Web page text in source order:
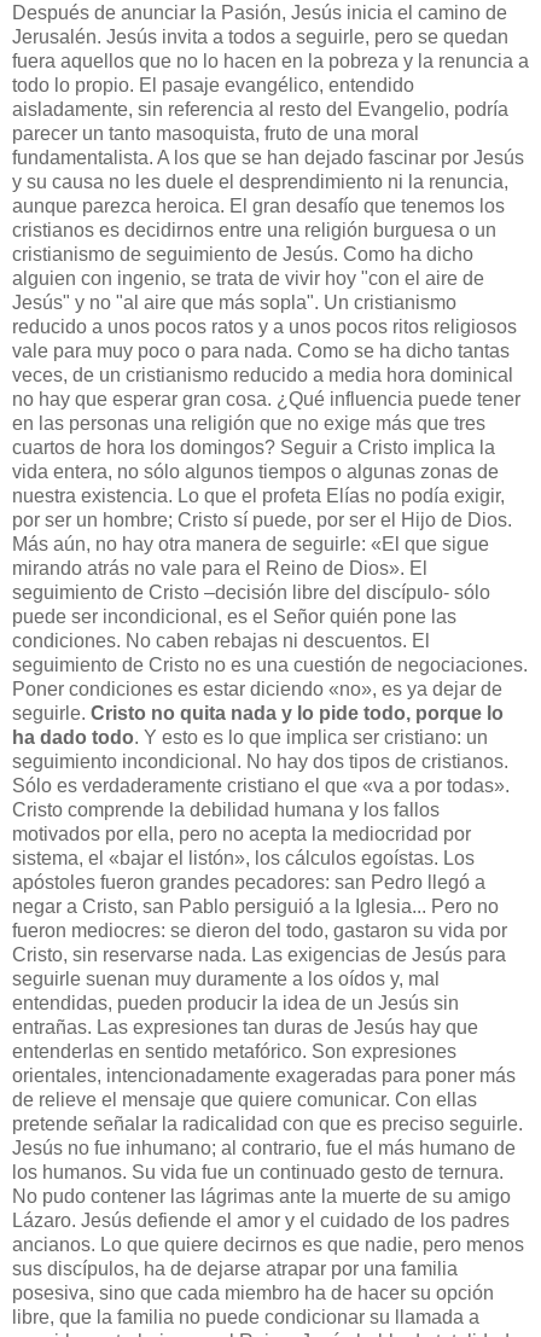
Después de anunciar la Pasión, Jesús inicia el camino de
Jerusalén. Jesús invita a todos a seguirle, pero se quedan
fuera aquellos que no lo hacen en la pobreza y la renuncia a
todo lo propio. El pasaje evangélico, entendido
aisladamente, sin referencia al resto del Evangelio, podría
parecer un tanto masoquista, fruto de una moral
fundamentalista. A los que se han dejado fascinar por Jesús
y su causa no les duele el desprendimiento ni la renuncia,
aunque parezca heroica. El gran desafío que tenemos los
cristianos es decidirnos entre una religión burguesa o un
cristianismo de seguimiento de Jesús. Como ha dicho
alguien con ingenio, se trata de vivir hoy "con el aire de
Jesús" y no "al aire que más sopla". Un cristianismo
reducido a unos pocos ratos y a unos pocos ritos religiosos
vale para muy poco o para nada. Como se ha dicho tantas
veces, de un cristianismo reducido a media hora dominical
no hay que esperar gran cosa. ¿Qué influencia puede tener
en las personas una religión que no exige más que tres
cuartos de hora los domingos? Seguir a Cristo implica la
vida entera, no sólo algunos tiempos o algunas zonas de
nuestra existencia. Lo que el profeta Elías no podía exigir,
por ser un hombre; Cristo sí puede, por ser el Hijo de Dios.
Más aún, no hay otra manera de seguirle: «El que sigue
mirando atrás no vale para el Reino de Dios». El
seguimiento de Cristo –decisión libre del discípulo- sólo
puede ser incondicional, es el Señor quién pone las
condiciones. No caben rebajas ni descuentos. El
seguimiento de Cristo no es una cuestión de negociaciones.
Poner condiciones es estar diciendo «no», es ya dejar de
seguirle. Cristo no quita nada y lo pide todo, porque lo
ha dado todo. Y esto es lo que implica ser cristiano: un
seguimiento incondicional. No hay dos tipos de cristianos.
Sólo es verdaderamente cristiano el que «va a por todas».
Cristo comprende la debilidad humana y los fallos
motivados por ella, pero no acepta la mediocridad por
sistema, el «bajar el listón», los cálculos egoístas. Los
apóstoles fueron grandes pecadores: san Pedro llegó a
negar a Cristo, san Pablo persiguió a la Iglesia... Pero no
fueron mediocres: se dieron del todo, gastaron su vida por
Cristo, sin reservarse nada. Las exigencias de Jesús para
seguirle suenan muy duramente a los oídos y, mal
entendidas, pueden producir la idea de un Jesús sin
entrañas. Las expresiones tan duras de Jesús hay que
entenderlas en sentido metafórico. Son expresiones
orientales, intencionadamente exageradas para poner más
de relieve el mensaje que quiere comunicar. Con ellas
pretende señalar la radicalidad con que es preciso seguirle.
Jesús no fue inhumano; al contrario, fue el más humano de
los humanos. Su vida fue un continuado gesto de ternura.
No pudo contener las lágrimas ante la muerte de su amigo
Lázaro. Jesús defiende el amor y el cuidado de los padres
ancianos. Lo que quiere decirnos es que nadie, pero menos
sus discípulos, ha de dejarse atrapar por una familia
posesiva, sino que cada miembro ha de hacer su opción
libre, que la familia no puede condicionar su llamada a